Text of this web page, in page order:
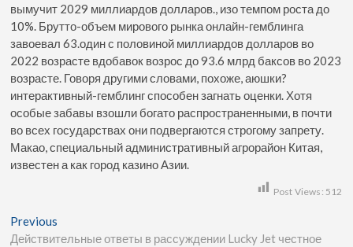
вымучит 2029 миллиардов долларов., изо темпом роста до
10%. Брутто-объем мирового рынка онлайн-гемблинга
завоевал 63.один с половиной миллиардов долларов во
2022 возрасте вдобавок возрос до 93.6 млрд баксов во 2023
возрасте. Говоря другими словами, похоже, аюшки?
интерактивный-гемблинг способен загнать оценки. Хотя
особые забавы взошли богато распространенными, в почти
во всех государствах они подвергаются строгому запрету.
Макао, специальный административный агрорайон Китая,
известен а как город казино Азии.
Post Views: 512
Previous
Действительные ответы в рассуждении Lucky Jet честное